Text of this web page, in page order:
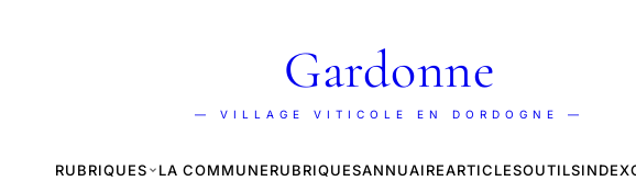
Gardonne
— VILLAGE VITICOLE EN DORDOGNE —
RUBRIQUES LA COMMUNERUBRIQUESANNUAIREARTICLESOUTILSINDEX